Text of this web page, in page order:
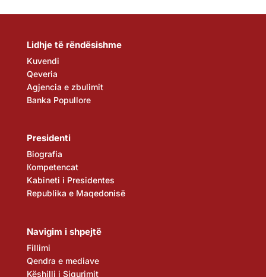
Lidhje të rëndësishme
Kuvendi
Qeveria
Agjencia e zbulimit
Banka Popullore
Presidenti
Biografia
Кompetencat
Kabineti i Presidentes
Republika e Maqedonisë
Navigim i shpejtë
Fillimi
Qendra e mediave
Këshilli i Sigurimit